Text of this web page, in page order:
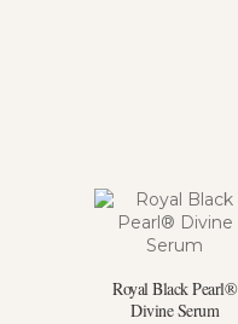
Royal Black Pearl®
Divine Serum